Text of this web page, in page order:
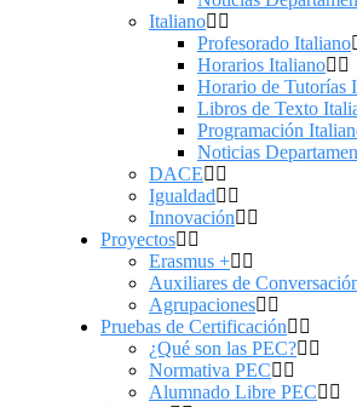
Italiano
Profesorado Italiano
Horarios Italiano
Horario de Tutorías
Libros de Texto
Programación
Noticias
DACE
Igualdad
Innovación
Proyectos
Erasmus +
Auxiliares de
Agrupaciones
Pruebas de Certificación
¿Qué son las PEC?
Normativa PEC
Alumnado Libre PEC